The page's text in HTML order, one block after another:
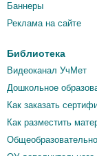
Баннеры
Реклама на сайте
Библиотека
Видеоканал УчМет
Дошкольное
Как заказать
Как разместить